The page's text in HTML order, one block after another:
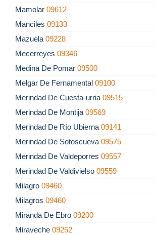
Mamolar 09612
Manciles 09133
Mazuela 09228
Mecerreyes 09346
Medina De Pomar 09500
Melgar De Fernamental 09100
Merindad De Cuesta-urria 09515
Merindad De Montija 09569
Merindad De Río Ubierna 09141
Merindad De Sotoscueva 09575
Merindad De Valdeporres 09557
Merindad De Valdivielso 09559
Milagro 09460
Milagros 09460
Miranda De Ebro 09200
Miraveche 09252